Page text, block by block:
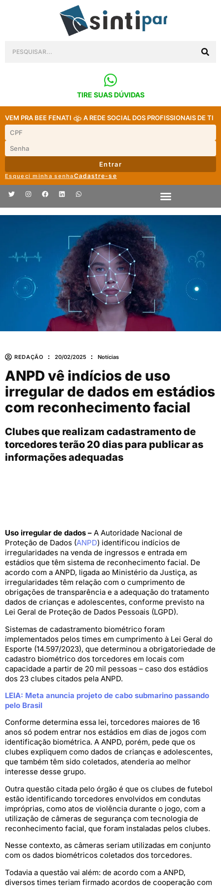
TIRE SUAS DÚVIDAS
VEM PRA BEE FENATI A REDE SOCIAL DOS PROFISSIONAIS DE TI
Entrar
Esqueci minha senhaCadastre-se
REDAÇÃO 20/02/2025 Notícias
ANPD vê indícios de uso
irregular de dados em estádios
com reconhecimento facial
Clubes que realizam cadastramento de
torcedores terão 20 dias para publicar as
informações adequadas
Uso irregular de dados – A Autoridade Nacional de
Proteção de Dados (ANPD) identificou indícios de
irregularidades na venda de ingressos e entrada em
estádios que têm sistema de reconhecimento facial. De
acordo com a ANPD, ligada ao Ministério da Justiça, as
irregularidades têm relação com o cumprimento de
obrigações de transparência e a adequação do tratamento
dados de crianças e adolescentes, conforme previsto na
Lei Geral de Proteção de Dados Pessoais (LGPD).
Sistemas de cadastramento biométrico foram
implementados pelos times em cumprimento à Lei Geral do
Esporte (14.597/2023), que determinou a obrigatoriedade de
cadastro biométrico dos torcedores em locais com
capacidade a partir de 20 mil pessoas – caso dos estádios
dos 23 clubes citados pela ANPD.
LEIA: Meta anuncia projeto de cabo submarino passando
pelo Brasil
Conforme determina essa lei, torcedores maiores de 16
anos só podem entrar nos estádios em dias de jogos com
identificação biométrica. A ANPD, porém, pede que os
clubes expliquem como dados de crianças e adolescentes,
que também têm sido coletados, atenderia ao melhor
interesse desse grupo.
Outra questão citada pelo órgão é que os clubes de futebol
estão identificando torcedores envolvidos em condutas
impróprias, como atos de violência durante o jogo, com a
utilização de câmeras de segurança com tecnologia de
reconhecimento facial, que foram instaladas pelos clubes.
Nesse contexto, as câmeras seriam utilizadas em conjunto
com os dados biométricos coletados dos torcedores.
Todavia a questão vai além: de acordo com a ANPD,
diversos times teriam firmado acordos de cooperação com